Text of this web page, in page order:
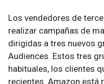
Los vendedores de
realizar campañas de
dirigidas a tres nuevos
Audiences. Estos tres
habituales, los clientes
recientes. Amazon está